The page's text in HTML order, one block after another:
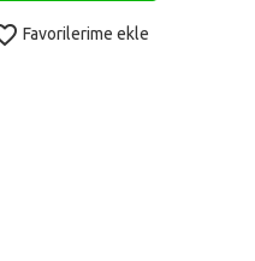
Favorilerime ekle